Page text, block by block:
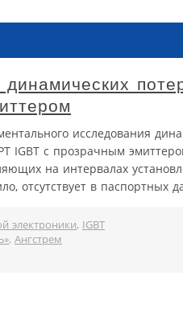
исследования
IGBT с прозрачным
на интервалах
отсутствует в паспортных
электроники, IGBT
, Ангстрем